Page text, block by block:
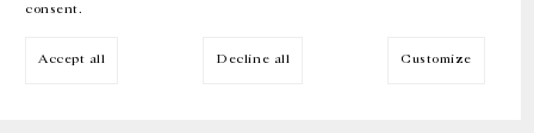
consent.
Accept all Decline all Customize
Inscrivez-vous à notre newsletter